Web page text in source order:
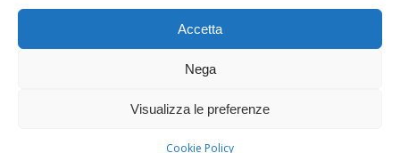
Accetta
Nega
Visualizza le preferenze
Cookie Policy
Dogana Sostenibile 2026 ©
Ashe Tema di
WP Royal